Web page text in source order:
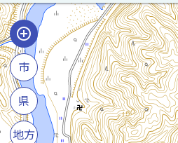
市
県
地方